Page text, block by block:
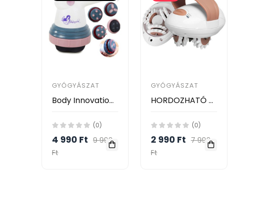
GYÓGYÁSZAT
Body Innovation Elektromos anticellulitisz narancsbőr elleni masszírozó gép
(0)
4 990 Ft 9 990
Ft
GYÓGYÁSZAT
HORDOZHATÓ KÉZI NARANCSBŐR MASSZÍROZÓ KÉSZÜLÉK / BODY SLIMMER
(0)
2 990 Ft 7 990
Ft